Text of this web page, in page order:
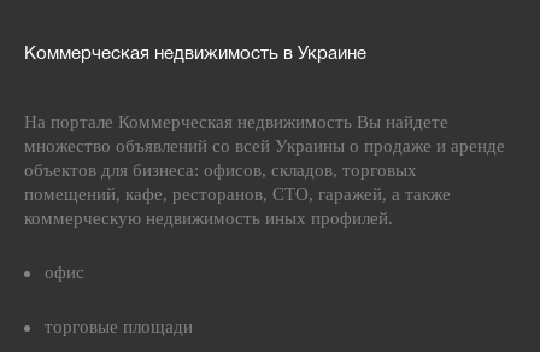
Коммерческая недвижимость в Украине
На портале Коммерческая недвижимость Вы найдете
множество объявлений со всей Украины о продаже и аренде
объектов для бизнеса: офисов, складов, торговых
помещений, кафе, ресторанов, СТО, гаражей, а также
коммерческую недвижимость иных профилей.
офис
торговые площади